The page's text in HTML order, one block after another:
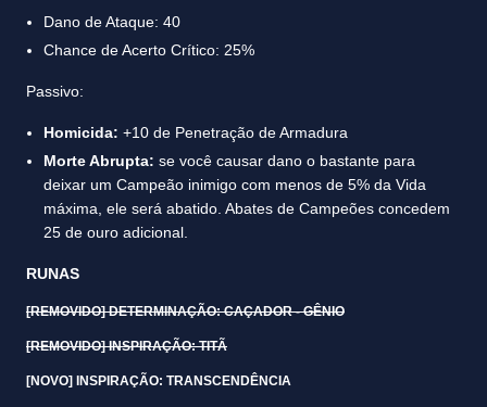
Dano de Ataque: 40
Chance de Acerto Crítico: 25%
Passivo:
Homicida: +10 de Penetração de Armadura
Morte Abrupta: se você causar dano o bastante para
deixar um Campeão inimigo com menos de 5% da Vida
máxima, ele será abatido. Abates de Campeões concedem
25 de ouro adicional.
RUNAS
[REMOVIDO] DETERMINAÇÃO: CAÇADOR - GÊNIO
[REMOVIDO] INSPIRAÇÃO: TITÃ
[NOVO] INSPIRAÇÃO: TRANSCENDÊNCIA